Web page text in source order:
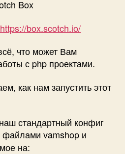
Box
https://box.scotch.io/
что может Вам
с php проектами.
как нам запустить этот
стандартный конфиг
файлами vamshop и
на: